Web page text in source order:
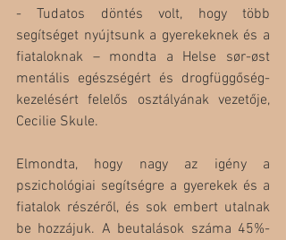
- Tudatos döntés volt, hogy több
segítséget nyújtsunk a gyerekeknek és a
fiataloknak – mondta a Helse sør-øst
mentális egészségért és drogfüggőség-
kezelésért felelős osztályának vezetője,
Cecilie Skule.
Elmondta, hogy nagy az igény a
pszichológiai segítségre a gyerekek és a
fiatalok részéről, és sok embert utalnak
be hozzájuk. A beutalások száma 45%-